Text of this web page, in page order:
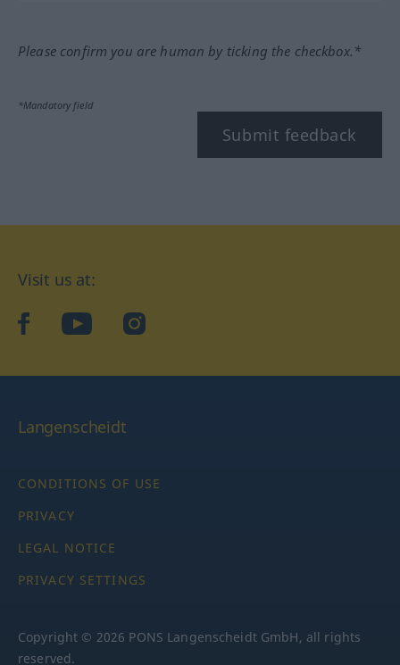
Please confirm you are human by ticking the checkbox.*
*Mandatory field
Submit feedback
Visit us at:
facebookYouTubeInstagram
Langenscheidt
CONDITIONS OF USE
PRIVACY
LEGAL NOTICE
PRIVACY SETTINGS
Copyright © 2026 PONS Langenscheidt GmbH, all rights
reserved.